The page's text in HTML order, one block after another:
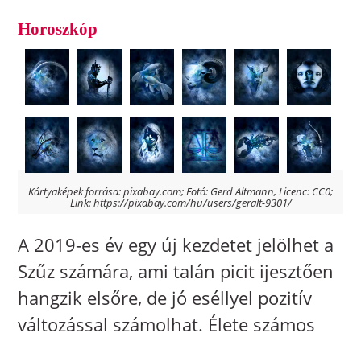
Horoszkóp
Kártyaképek forrása: pixabay.com; Fotó: Gerd Altmann, Licenc: CC0;
Link: https://pixabay.com/hu/users/geralt-9301/
A 2019-es év egy új kezdetet jelölhet a
Szűz számára, ami talán picit ijesztően
hangzik elsőre, de jó eséllyel pozitív
változással számolhat. Élete számos